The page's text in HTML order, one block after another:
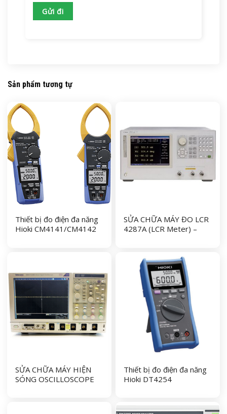
Sản phẩm tương tự
Thiết bị đo điện đa năng
Hioki CM4141/CM4142
SỬA CHỮA MÁY ĐO LCR
4287A (LCR Meter) –
SỬA CHỮA MÁY HIỆN
SÓNG OSCILLOSCOPE
Thiết bị đo điện đa năng
Hioki DT4254